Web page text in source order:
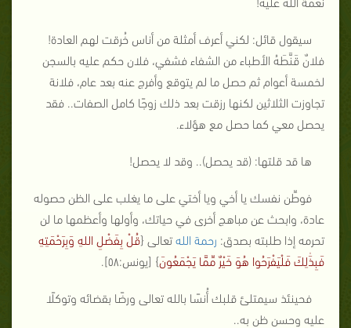
سيقول قائل: لكني أعرف أمثلة من أناس خُرقت لهم العادة!
فلانٌ قَنَّطَهُ الأطباء من الشفاء فشفي، فلان حكم عليه بالسجن
لخمسة أعوام ثم حصل ما لم يتوقع وأفرج عنه بعد عام، فلانة
تجاوزت الثلاثين لكنها رزقت بعد ذلك زوجًا كامل الصفات.. فقد
يحصل معي كما حصل مع هؤلاء.
ها قد قلتها: (قد يحصل).. وقد لا يحصل!
فوطِّن نفسك يا أخي ويا أختي على ما يغلب على الظن حصوله
عادة، وابحث عن مباهج أخرى في حياتك، وأولها وأعظمها ما لن
تحرمه إذا طلبته بصدق: رحمة اللهتعالى {قُلْ بِفَضْلِ اللهِ وَبِرَحْمَتِهِ
فَبِذَٰلِكَ فَلْيَفْرَحُوا هُوَ خَيْرٌ مِّمَّا يَجْمَعُونَ} [يونس:٥٨].
فحينئذ سيمتلئ قلبك أُنسًا بالله تعالى ورضًا بقضائه وتوكلًا
عليه وحسن ظن به..